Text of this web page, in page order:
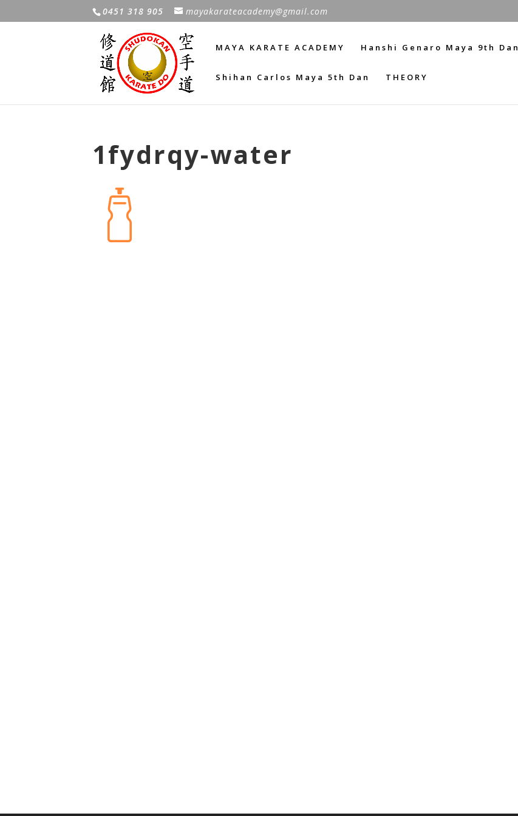
0451 318 905 mayakarateacademy@gmail.com
MAYA KARATE ACADEMY Hanshi Genaro Maya 9th Dan
Shihan Carlos Maya 5th Dan THEORY
1fydrqy-water